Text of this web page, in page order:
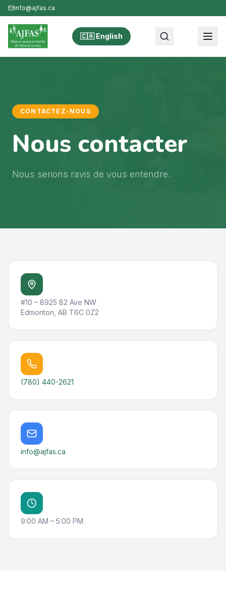
info@ajfas.ca
🇨🇦 English
CONTACTEZ-NOUS
Nous contacter
Nous serions ravis de vous entendre.
#10 – 8925 82 Ave NW
Edmonton, AB T6C 0Z2
(780) 440-2621
info@ajfas.ca
9:00 AM – 5:00 PM